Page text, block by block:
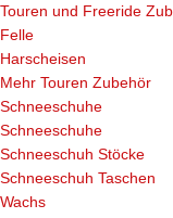
Touren und Freeride
Felle
Harscheisen
Mehr Touren Zubehör
Schneeschuhe
Schneeschuhe
Schneeschuh Stöcke
Schneeschuh Taschen
Wachs